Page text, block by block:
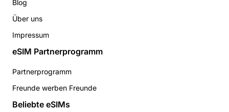
Blog
Über uns
Impressum
eSIM Partnerprogramm
Partnerprogramm
Freunde werben Freunde
Beliebte eSIMs